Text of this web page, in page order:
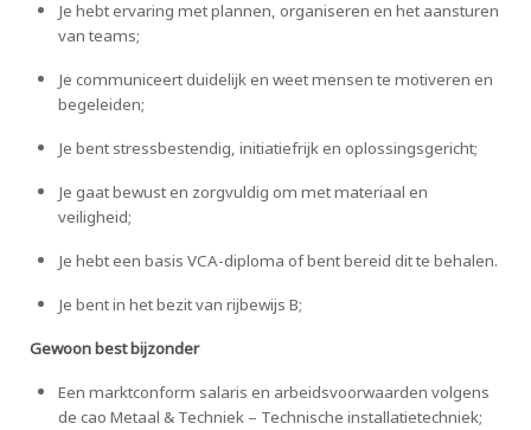
Je hebt ervaring met plannen, organiseren en het aansturen
van teams;
Je communiceert duidelijk en weet mensen te motiveren en
begeleiden;
Je bent stressbestendig, initiatiefrijk en oplossingsgericht;
Je gaat bewust en zorgvuldig om met materiaal en
veiligheid;
Je hebt een basis VCA-diploma of bent bereid dit te behalen.
Je bent in het bezit van rijbewijs B;
Gewoon best bijzonder
Een marktconform salaris en arbeidsvoorwaarden volgens
de cao Metaal & Techniek – Technische installatietechniek;